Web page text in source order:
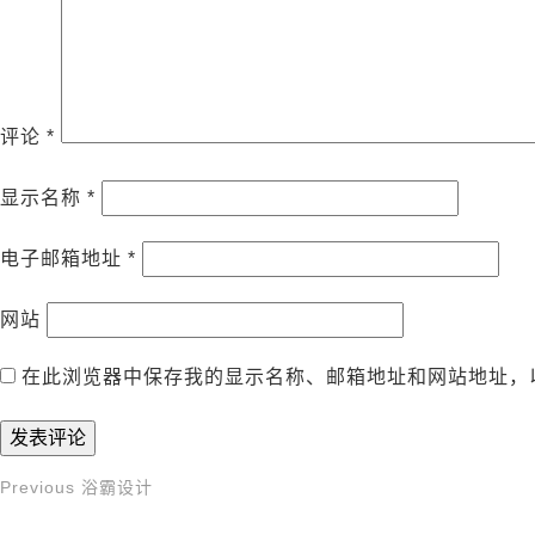
评论 *
显示名称 *
电子邮箱地址 *
网站
在此浏览器中保存我的显示名称、邮箱地址和网站地址，
文
Previous
Previous 浴霸设计